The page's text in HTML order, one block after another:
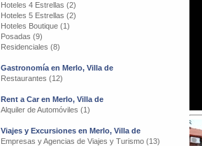
Hoteles 4 Estrellas (2)
Hoteles 5 Estrellas (2)
Hoteles Boutique (1)
Posadas (9)
Residenciales (8)
Gastronomía en Merlo, Villa de
Restaurantes (12)
Rent a Car en Merlo, Villa de
Alquiler de Automóviles (1)
Viajes y Excursiones en Merlo, Villa de
Empresas y Agencias de Viajes y Turismo (13)